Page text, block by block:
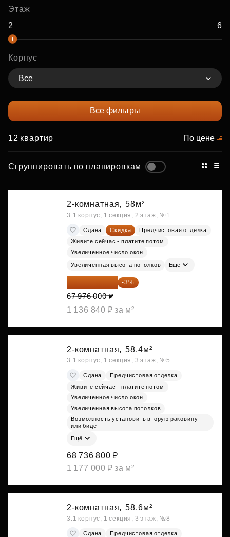
Этаж
Корпус
Все
Все фильтры
12 квартир
Сгруппировать по планировкам
По цене
2-комнатная, 58м²
3.1 корпус, 1 секция, 2 этаж, №1
Сдана Скидка
Предчистовая отделка
Живите сейчас - платите потом
Увеличенное число окон
Увеличенная высота потолков Ещё
65 936 720 ₽ -3%
67 976 000 ₽
1 136 840 ₽ за м²
2-комнатная, 58.4м²
3.1 корпус, 1 секция, 3 этаж, №5
Сдана
Предчистовая отделка
Живите сейчас - платите потом
Увеличенное число окон
Увеличенная высота потолков
Возможность установить вторую раковину
или биде
Ещё
68 736 800 ₽
1 177 000 ₽ за м²
2-комнатная, 58.6м²
3.1 корпус, 1 секция, 3 этаж, №8
Сдана
Предчистовая отделка